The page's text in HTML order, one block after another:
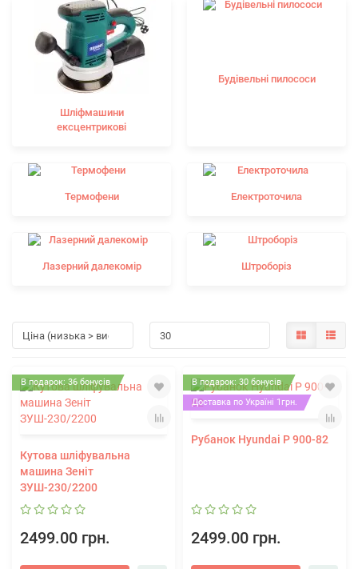
Шліфмашини
ексцентрикові
Будівельні пилососи
Термофени Електроточила
Лазерний далекомір Штроборіз
В подарок: 36 бонусів
Кутова шліфувальна
машина Зеніт
ЗУШ-230/2200
2499.00 грн.
В подарок: 30 бонусів
Доставка по Україні 1грн.
Рубанок Hyundai P 900-82
2499.00 грн.